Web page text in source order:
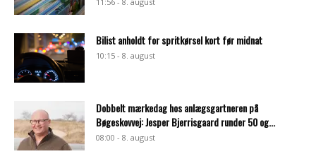
Bilist anholdt for spritkørsel kort før midnat
10:15 - 8. august
Dobbelt mærkedag hos anlægsgartneren på
Bøgeskovvej: Jesper Bjerrisgaard runder 50 og...
08:00 - 8. august